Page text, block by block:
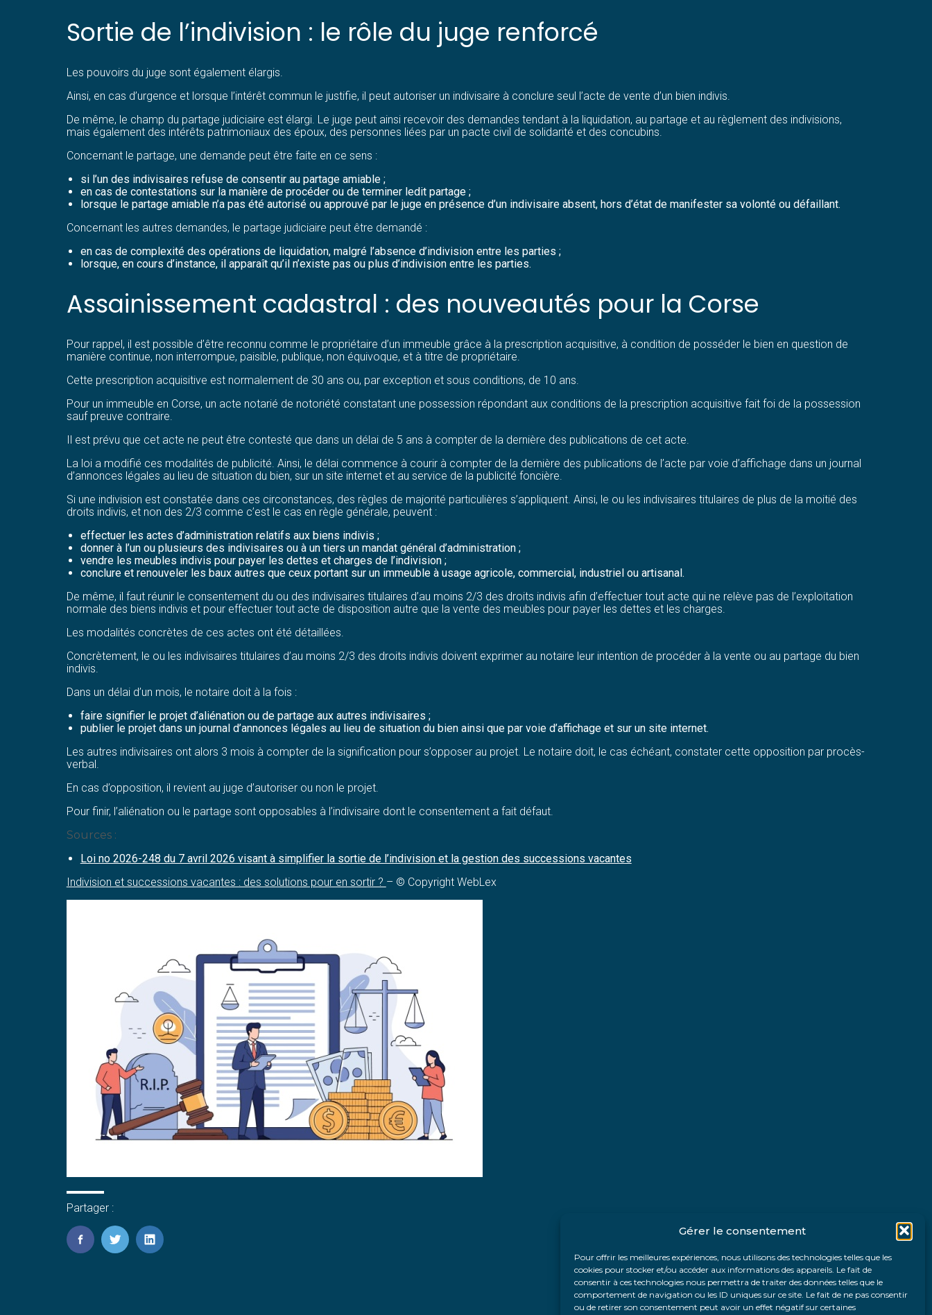
Gérer le consentement
Pour offrir les meilleures expériences, nous utilisons des technologies telles que les
cookies pour stocker et/ou accéder aux informations des appareils. Le fait de
consentir à ces technologies nous permettra de traiter des données telles que le
comportement de navigation ou les ID uniques sur ce site. Le fait de ne pas consentir
ou de retirer son consentement peut avoir un effet négatif sur certaines
Sortie de l’indivision : le rôle du juge renforcé
Les pouvoirs du juge sont également élargis.
Ainsi, en cas d’urgence et lorsque l’intérêt commun le justifie, il peut autoriser un indivisaire à conclure seul l’acte de vente d’un bien indivis.
De même, le champ du partage judiciaire est élargi. Le juge peut ainsi recevoir des demandes tendant à la liquidation, au partage et au règlement des indivisions,
mais également des intérêts patrimoniaux des époux, des personnes liées par un pacte civil de solidarité et des concubins.
Concernant le partage, une demande peut être faite en ce sens :
si l’un des indivisaires refuse de consentir au partage amiable ;
en cas de contestations sur la manière de procéder ou de terminer ledit partage ;
lorsque le partage amiable n’a pas été autorisé ou approuvé par le juge en présence d’un indivisaire absent, hors d’état de manifester sa volonté ou défaillant.
Concernant les autres demandes, le partage judiciaire peut être demandé :
en cas de complexité des opérations de liquidation, malgré l’absence d’indivision entre les parties ;
lorsque, en cours d’instance, il apparaît qu’il n’existe pas ou plus d’indivision entre les parties.
Assainissement cadastral : des nouveautés pour la Corse
Pour rappel, il est possible d’être reconnu comme le propriétaire d’un immeuble grâce à la prescription acquisitive, à condition de posséder le bien en question de
manière continue, non interrompue, paisible, publique, non équivoque, et à titre de propriétaire.
Cette prescription acquisitive est normalement de 30 ans ou, par exception et sous conditions, de 10 ans.
Pour un immeuble en Corse, un acte notarié de notoriété constatant une possession répondant aux conditions de la prescription acquisitive fait foi de la possession
sauf preuve contraire.
Il est prévu que cet acte ne peut être contesté que dans un délai de 5 ans à compter de la dernière des publications de cet acte.
La loi a modifié ces modalités de publicité. Ainsi, le délai commence à courir à compter de la dernière des publications de l’acte par voie d’affichage dans un journal
d’annonces légales au lieu de situation du bien, sur un site internet et au service de la publicité foncière.
Si une indivision est constatée dans ces circonstances, des règles de majorité particulières s’appliquent. Ainsi, le ou les indivisaires titulaires de plus de la moitié des
droits indivis, et non des 2/3 comme c’est le cas en règle générale, peuvent :
effectuer les actes d’administration relatifs aux biens indivis ;
donner à l’un ou plusieurs des indivisaires ou à un tiers un mandat général d’administration ;
vendre les meubles indivis pour payer les dettes et charges de l’indivision ;
conclure et renouveler les baux autres que ceux portant sur un immeuble à usage agricole, commercial, industriel ou artisanal.
De même, il faut réunir le consentement du ou des indivisaires titulaires d’au moins 2/3 des droits indivis afin d’effectuer tout acte qui ne relève pas de l’exploitation
normale des biens indivis et pour effectuer tout acte de disposition autre que la vente des meubles pour payer les dettes et les charges.
Les modalités concrètes de ces actes ont été détaillées.
Concrètement, le ou les indivisaires titulaires d’au moins 2/3 des droits indivis doivent exprimer au notaire leur intention de procéder à la vente ou au partage du bien
indivis.
Dans un délai d’un mois, le notaire doit à la fois :
faire signifier le projet d’aliénation ou de partage aux autres indivisaires ;
publier le projet dans un journal d’annonces légales au lieu de situation du bien ainsi que par voie d’affichage et sur un site internet.
Les autres indivisaires ont alors 3 mois à compter de la signification pour s’opposer au projet. Le notaire doit, le cas échéant, constater cette opposition par procès-
verbal.
En cas d’opposition, il revient au juge d’autoriser ou non le projet.
Pour finir, l’aliénation ou le partage sont opposables à l’indivisaire dont le consentement a fait défaut.
Sources :
Loi no 2026-248 du 7 avril 2026 visant à simplifier la sortie de l’indivision et la gestion des successions vacantes
Indivision et successions vacantes : des solutions pour en sortir ? – © Copyright WebLex
Partager :
FaceBook
TwitterLinkedIn